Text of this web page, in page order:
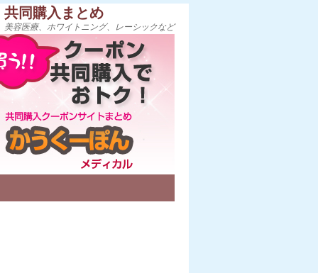
同購入まとめ
容医療、ホワイトニング、レーシックなど